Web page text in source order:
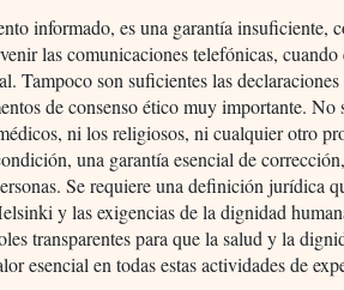
informado, es una garantía insuficiente,
las comunicaciones telefónicas,
Tampoco son suficientes las
de consenso ético muy importante.
ni los religiosos, ni cualquier otro
una garantía esencial de
Se requiere una definición jurídica
y las exigencias de la dignidad
transparentes para que la salud y la
esencial en todas estas actividades de